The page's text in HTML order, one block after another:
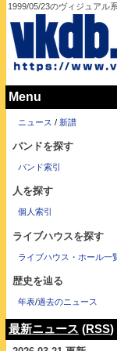
1999/05/23のヴィジュアル
Menu
ニュース / 新譜
バンドを探す
バンド索引
人を探す
個人索引
ライブハウスを探す
ライブハウス・ホール一
歴史を辿る
年表/過去のニュース
最新ニュース (RSS)